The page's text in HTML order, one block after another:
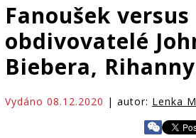
Fanoušek
obdivovatelé
Biebera,
Vydáno 08.12.2020 | autor: Lenka